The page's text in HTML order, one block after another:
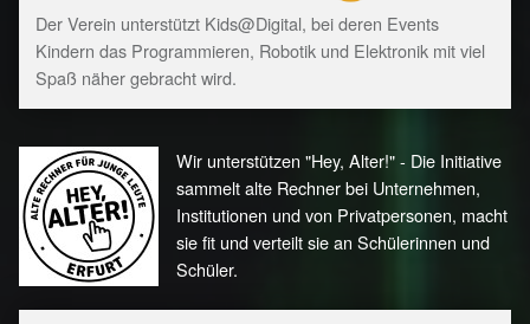
Der Verein unterstützt Kids@Digital, bei deren Events
Kindern das Programmieren, Robotik und Elektronik mit viel
Spaß näher gebracht wird.
Wir unterstützen "Hey, Alter!" - Die Initiative
sammelt alte Rechner bei Unternehmen,
Institutionen und von Privatpersonen, macht
sie fit und verteilt sie an Schülerinnen und
Schüler.